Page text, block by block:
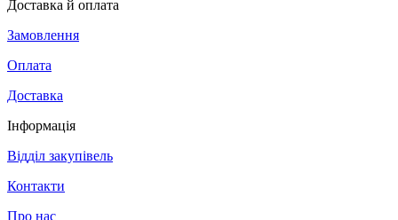
Доставка й оплата
Замовлення
Оплата
Доставка
Інформація
Відділ закупівель
Контакти
Про нас